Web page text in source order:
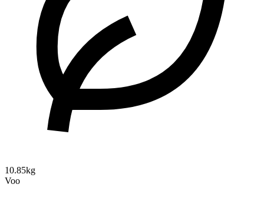
10.85kg
Voo